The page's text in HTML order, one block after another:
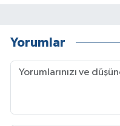
Yorumlar